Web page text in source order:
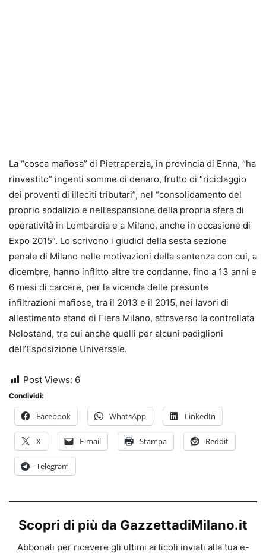
La “cosca mafiosa” di Pietraperzia, in provincia di Enna, “ha
rinvestito” ingenti somme di denaro, frutto di “riciclaggio
dei proventi di illeciti tributari”, nel “consolidamento del
proprio sodalizio e nell’espansione della propria sfera di
operatività in Lombardia e a Milano, anche in occasione di
Expo 2015”. Lo scrivono i giudici della sesta sezione
penale di Milano nelle motivazioni della sentenza con cui, a
dicembre, hanno inflitto altre tre condanne, fino a 13 anni e
6 mesi di carcere, per la vicenda delle presunte
infiltrazioni mafiose, tra il 2013 e il 2015, nei lavori di
allestimento stand di Fiera Milano, attraverso la controllata
Nolostand, tra cui anche quelli per alcuni padiglioni
dell’Esposizione Universale.
Post Views: 6
Condividi:
Facebook WhatsApp LinkedIn
X E-mail Stampa Reddit
Telegram
Scopri di più da GazzettadiMilano.it
Abbonati per ricevere gli ultimi articoli inviati alla tua e-